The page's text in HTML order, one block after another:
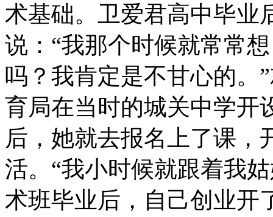
术基础。卫爱君高中毕业
说：“我那个时候就常常
吗？我肯定是不甘心的。
育局在当时的城关中学开
后，她就去报名上了课，
活。“我小时候就跟着我
术班毕业后，自己创业开